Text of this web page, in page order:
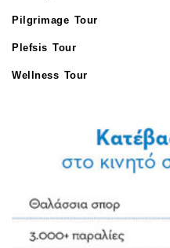
Pilgrimage Tour
Plefsis Tour
Wellness Tour